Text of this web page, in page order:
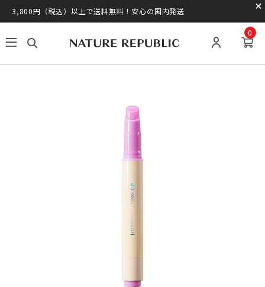
3,800円（税込）以上で送料無料！安心の国内発送
0